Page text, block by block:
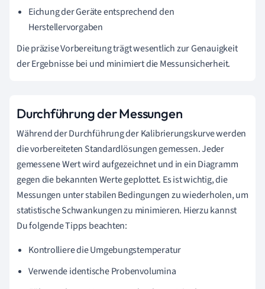
Eichung der Geräte entsprechend den
Herstellervorgaben
Die präzise Vorbereitung trägt wesentlich zur Genauigkeit
der Ergebnisse bei und minimiert die Messunsicherheit.
Durchführung der Messungen
Während der Durchführung der Kalibrierungskurve werden
die vorbereiteten Standardlösungen gemessen. Jeder
gemessene Wert wird aufgezeichnet und in ein Diagramm
gegen die bekannten Werte geplottet. Es ist wichtig, die
Messungen unter stabilen Bedingungen zu wiederholen, um
statistische Schwankungen zu minimieren. Hierzu kannst
Du folgende Tipps beachten:
Kontrolliere die Umgebungstemperatur
Verwende identische Probenvolumina